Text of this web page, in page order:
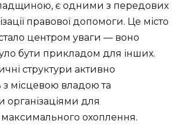
є одними з передових
правової допомоги. Це місто
центром уваги — воно
бути прикладом для інших.
структури активно
місцевою владою та
для
охоплення.